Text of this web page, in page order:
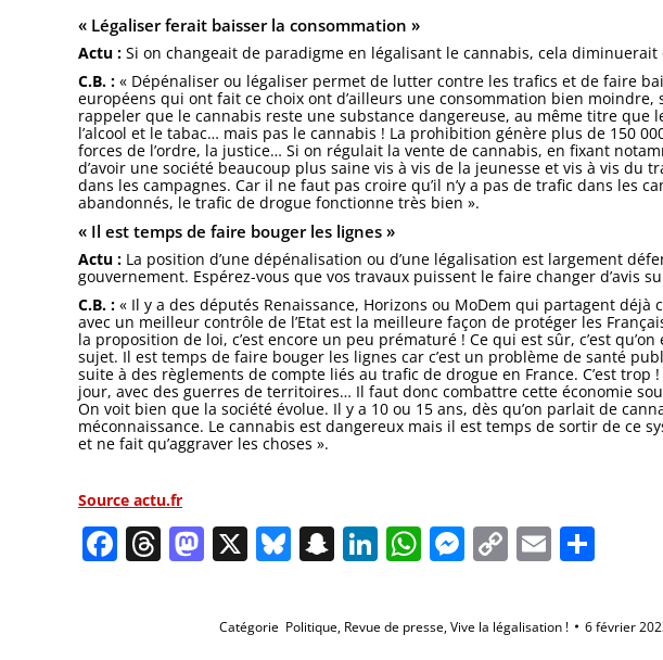
« Légaliser ferait baisser la consommation »
Actu : Si on changeait de paradigme en légalisant le cannabis, cela diminuerait
C.B. : « Dépénaliser ou légaliser permet de lutter contre les trafics et de faire
européens qui ont fait ce choix ont d’ailleurs une consommation bien
rappeler que le cannabis reste une substance dangereuse, au même titre que
l’alcool et le tabac… mais pas le cannabis ! La prohibition génère plus de 150
forces de l’ordre, la justice… Si on régulait la vente de cannabis, en fixant
d’avoir une société beaucoup plus saine vis à vis de la jeunesse et vis à vis du
dans les campagnes. Car il ne faut pas croire qu’il n’y a pas de trafic dans les
abandonnés, le trafic de drogue fonctionne très bien ».
« Il est temps de faire bouger les lignes »
Actu : La position d’une dépénalisation ou d’une légalisation est largement
gouvernement. Espérez-vous que vos travaux puissent le faire changer d’avis
C.B. : « Il y a des députés Renaissance, Horizons ou MoDem qui partagent déjà
avec un meilleur contrôle de l’Etat est la meilleure façon de protéger les
la proposition de loi, c’est encore un peu prématuré ! Ce qui est sûr, c’est
sujet. Il est temps de faire bouger les lignes car c’est un problème de santé
suite à des règlements de compte liés au trafic de drogue en France. C’est
jour, avec des guerres de territoires… Il faut donc combattre cette économie
On voit bien que la société évolue. Il y a 10 ou 15 ans, dès qu’on parlait de
méconnaissance. Le cannabis est dangereux mais il est temps de sortir de ce
et ne fait qu’aggraver les choses ».
Source actu.fr
Facebook
Threads
Mastodon
X Bluesky
Snapchat
LinkedIn
WhatsApp
Messenger
Copy
Link
Email
Catégorie Politique, Revue de presse,Vive la légalisation ! 6 février